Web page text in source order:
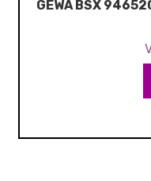
GEWA BSX